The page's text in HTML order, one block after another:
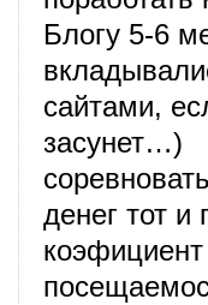
Блогу 5-6
сайтами,
засунет…)
денег тот